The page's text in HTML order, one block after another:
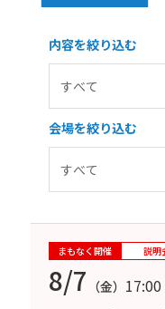
内容を絞り込む
会場を絞り込む
まもなく開催 説明
8/7 （金）